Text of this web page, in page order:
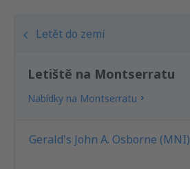
Letět do zemí
Letiště na Montserratu
Nabídky na Montserratu
Gerald's John A. Osborne (MNI)